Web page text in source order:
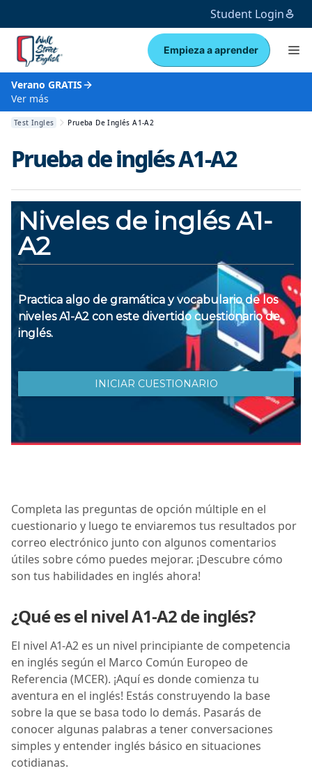
Student Login
Empieza a aprender
Verano GRATIS
Ver más
Test Ingles Prueba De Inglés A1-A2
Prueba de inglés A1-A2
Completa las preguntas de opción múltiple en el
cuestionario y luego te enviaremos tus resultados por
correo electrónico junto con algunos comentarios
útiles sobre cómo puedes mejorar. ¡Descubre cómo
son tus habilidades en inglés ahora!
¿Qué es el nivel A1-A2 de inglés?
El nivel A1-A2 es un nivel principiante de competencia
en inglés según el Marco Común Europeo de
Referencia (MCER). ¡Aquí es donde comienza tu
aventura en el inglés! Estás construyendo la base
sobre la que se basa todo lo demás. Pasarás de
conocer algunas palabras a tener conversaciones
simples y entender inglés básico en situaciones
cotidianas.